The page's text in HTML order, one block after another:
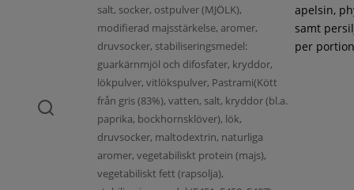
salt, socker, ostpulver (MJÖLK),
modifierad majsstärkelse, aromer,
druvsocker, stabiliseringsmedel:
guarkärnmjöl och difosfater, kryddor,
lökpulver, vitlökspulver, Pastrami(Kött
från gris (83%), vatten, salt, kryddor (bl.a.
paprika, bockhornsklöver), lök,
druvsocker, maltodextrin, naturliga
aromer, vegetabiliskt protein (majs),
vegetabiliskt fett (rapsolja),
apelsin,
samt
per